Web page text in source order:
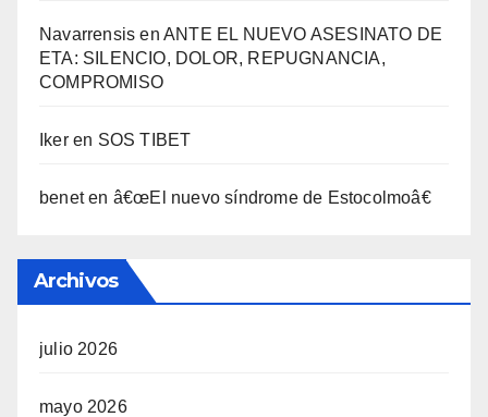
Navarrensis enANTE EL NUEVO ASESINATO DE
ETA: SILENCIO, DOLOR, REPUGNANCIA,
COMPROMISO
Ikeren SOS TIBET
beneten â€œEl nuevo sí­ndrome de Estocolmoâ€
Archivos
julio 2026
mayo 2026